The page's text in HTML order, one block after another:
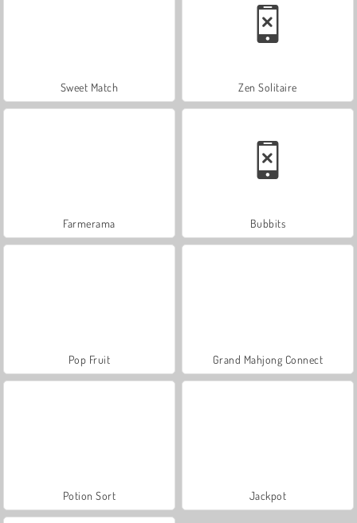
Sweet Match Zen Solitaire
Farmerama Bubbits
Pop Fruit Grand Mahjong Connect
Potion Sort Jackpot